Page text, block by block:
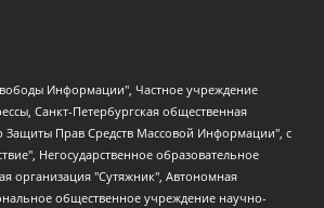
Марк Захарович, Филимонов Андрей Викторович, Дзугкоева Регина Николаевна, Доброхотов Роман Александрович, Дудь Юрий Александрович, Елкин Сергей Владимирович, Кругликов Кирилл Игоревич, Сабунаева Мария Леонидовна, Семенов Алексей Владимирович, Шаинян Карен Багратович, Шульман Екатерина Михайловна, Асафьев Артур Валерьевич, Вахштайн Виктор Семенович, Венедиктов Алексей Алексеевич, Лушникова Екатерина Евгеньевна, Волков Леонид Михайлович, Невзоров Александр Глебович, Пархоменко Сергей Борисович, Сироткин Ярослав Николаевич, Кара-Мурза Владимир Владимирович, Баранова Наталья Владимировна, Гозман Леонид Яковлевич, Кагарлицкий Борис Юльевич, Климарев Михаил Валерьевич, Милов Владимир Станиславович, Автономная некоммерческая организация Краснодарский центр современного искусства "Типография", Моргенштерн Алишер Тагирович, Соболь Любовь Эдуардовна, Общество с ограниченной ответственностью "ЛИЗА НОРМ", Каспаров Гарри Кимович, Ходорковский Михаил Борисович, Общество с ограниченной ответственностью "Апрельские тезисы", Данилович Ирина Брониславовна, Кашин Олег Владимирович, Петров Николай Владимирович, Пивоваров Алексей Владимирович, Соколов Михаил Владимирович, Цветкова Юлия Владимировна, Чичваркин Евгений Александрович, Комитет против пыток/Команда против пыток, Общество с ограниченной ответственностью "Первый научный", Общество с ограниченной ответственностью "Вертолет и ко", Белоцерковская Вероника Борисовна, Кац Максим Евгеньевич, Лазарева Татьяна Юрьевна, Шаведдинов Руслан Табризович, Яшин Илья Валерьевич, Общество с ограниченной ответственностью "Иноагент ААВ", Алешковский Дмитрий Петрович, Альбац Евгения Марковна, Быков Дмитрий Львович, Галямина Юлия Евгеньевна, Лойко Сергей Леонидович, Мартынов Кирилл Константинович, Медведев Сергей Александрович, Крашенинников Федор Геннадиевич, Гордеева Катерина Вл